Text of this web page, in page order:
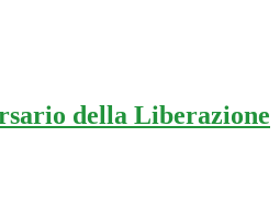
della Liberazione